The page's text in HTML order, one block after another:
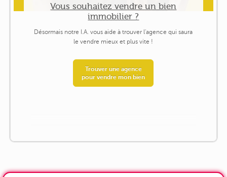
Vous souhaitez vendre un bien
immobilier ?
Désormais notre I.A. vous aide à trouver l'agence qui saura
le vendre mieux et plus vite !
Trouver une agence
pour vendre mon bien